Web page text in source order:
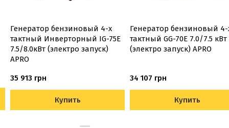
Генератор бензиновый 4-х
тактный Инверторный IG-75E
7.5/8.0кВт (электро запуск)
APRO
35 913 грн
Купить
Генератор бензиновый 4-
тактный GG-70Е 7.0/7.5 кВт
(электро запуск) APRO
34 107 грн
Купить